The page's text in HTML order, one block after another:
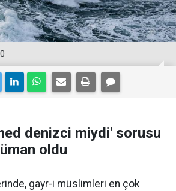
denizci miydi' sorusu
oldu
gayr-i müslimleri en çok